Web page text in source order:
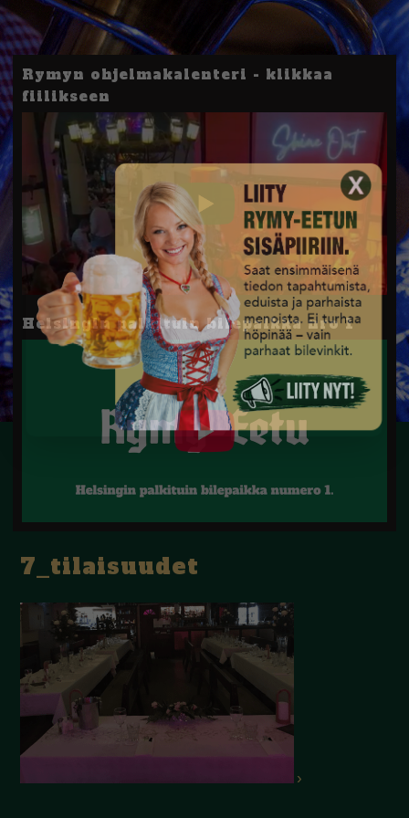
Rymyn ohjelmakalenteri - klikkaa
fiilikseen
Helsingin palkituin bilepaikka nro 1
7_tilaisuudet